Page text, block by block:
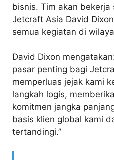
bisnis. Tim akan
Jetcraft Asia David
semua kegiatan di
David Dixon
pasar penting bagi
memperluas jejak kami
langkah logis,
komitmen jangka
basis klien global kami
tertandingi.”